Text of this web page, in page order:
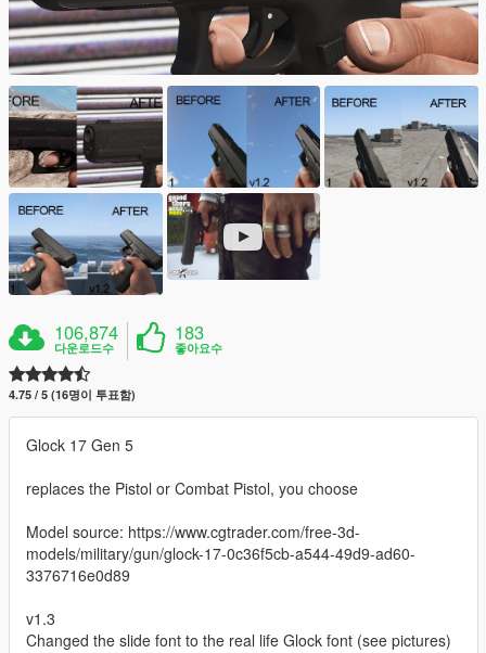
106,874
다운로드수
183
좋아요수
4.75 / 5 (16명이 투표함)
Glock 17 Gen 5
replaces the Pistol or Combat Pistol, you choose
Model source: https://www.cgtrader.com/free-3d-
models/military/gun/glock-17-0c36f5cb-a544-49d9-ad60-
3376716e0d89
v1.3
Changed the slide font to the real life Glock font (see pictures)